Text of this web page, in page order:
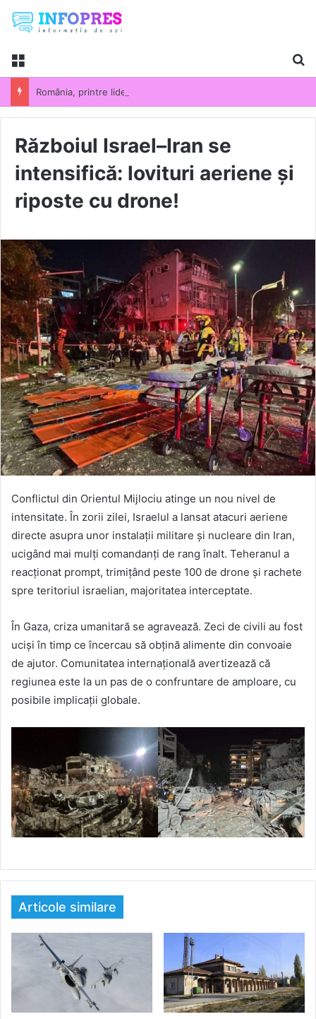
Menu
Războiul Israel–Iran se
intensifică: lovituri aeriene și
riposte cu drone!
Conflictul din Orientul Mijlociu atinge un nou nivel de
intensitate. În zorii zilei, Israelul a lansat atacuri aeriene
directe asupra unor instalații militare și nucleare din Iran,
ucigând mai mulți comandanți de rang înalt. Teheranul a
reacționat prompt, trimițând peste 100 de drone și rachete
spre teritoriul israelian, majoritatea interceptate.
În Gaza, criza umanitară se agravează. Zeci de civili au fost
uciși în timp ce încercau să obțină alimente din convoaie
de ajutor. Comunitatea internațională avertizează că
regiunea este la un pas de o confruntare de amploare, cu
posibile implicații globale.
Articole similare